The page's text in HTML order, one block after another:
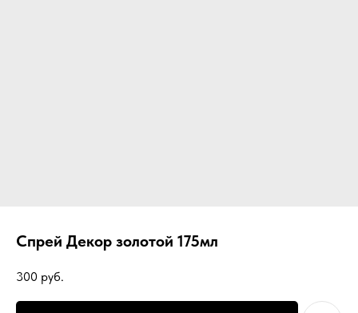
Спрей Декор золотой 175мл
300 руб.